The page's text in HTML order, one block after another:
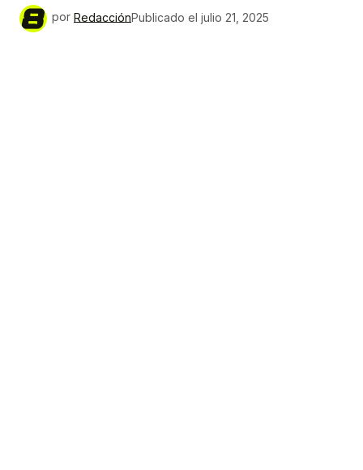
por RedacciónPublicado el julio 21, 2025